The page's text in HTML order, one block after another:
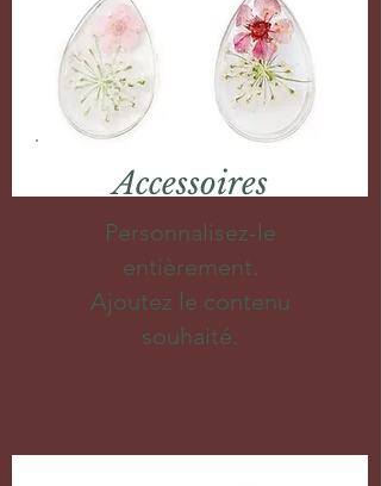
Accessoires
Personnalisez-le
entièrement.
Ajoutez le contenu
souhaité.